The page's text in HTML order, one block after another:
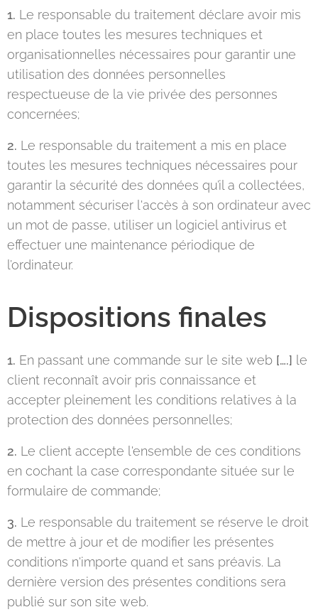
1. Le responsable du traitement déclare avoir mis
en place toutes les mesures techniques et
organisationnelles nécessaires pour garantir une
utilisation des données personnelles
respectueuse de la vie privée des personnes
concernées;
2. Le responsable du traitement a mis en place
toutes les mesures techniques nécessaires pour
garantir la sécurité des données qu’il a collectées,
notamment sécuriser l'accès à son ordinateur avec
un mot de passe, utiliser un logiciel antivirus et
effectuer une maintenance périodique de
l’ordinateur.
Dispositions finales
1. En passant une commande sur le site web [….] le
client reconnaît avoir pris connaissance et
accepter pleinement les conditions relatives à la
protection des données personnelles;
2. Le client accepte l'ensemble de ces conditions
en cochant la case correspondante située sur le
formulaire de commande;
3. Le responsable du traitement se réserve le droit
de mettre à jour et de modifier les présentes
conditions n'importe quand et sans préavis. La
dernière version des présentes conditions sera
publié sur son site web.